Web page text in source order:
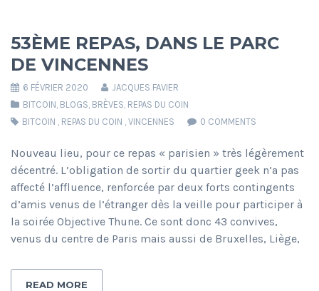
53ÈME REPAS, DANS LE PARC
DE VINCENNES
6 FÉVRIER 2020
JACQUES FAVIER
BITCOIN, BLOGS, BRÈVES, REPAS DU COIN
BITCOIN , REPAS DU COIN , VINCENNES 0 COMMENTS
Nouveau lieu, pour ce repas « parisien » très légèrement
décentré. L’obligation de sortir du quartier geek n’a pas
affecté l’affluence, renforcée par deux forts contingents
d’amis venus de l’étranger dès la veille pour participer à
la soirée Objective Thune. Ce sont donc 43 convives,
venus du centre de Paris mais aussi de Bruxelles, Liège,
READ MORE